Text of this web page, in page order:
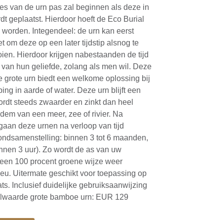
van de urn pas zal beginnen als deze in
geplaatst. Hierdoor hoeft de Eco Burial
Integendeel: de urn kan eerst
om deze op een later tijdstip alsnog te
Hierdoor krijgen nabestaanden de tijd
hun geliefde, zolang als men wil. Deze
grote urn biedt een welkome oplossing bij
in aarde of water. Deze urn blijft een
steeds zwaarder en zinkt dan heel
van een meer, zee of rivier. Na
deze urnen na verloop van tijd
binnen 3 tot 6 maanden,
3 uur). Zo wordt de as van uw
100 procent groene wijze weer
Uitermate geschikt voor toepassing op
Inclusief duidelijke gebruiksaanwijzing
grote bamboe urn: EUR 129